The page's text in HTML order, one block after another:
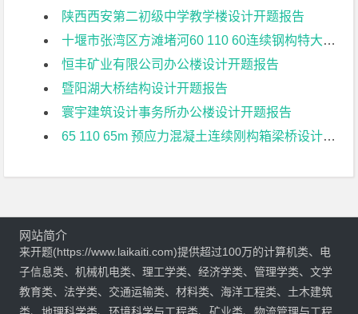
陕西西安第二初级中学教学楼设计开题报告
十堰市张湾区方滩堵河60 110 60连续钢构特大桥上部结构设计开题报告
恒丰矿业有限公司办公楼设计开题报告
暨阳湖大桥结构设计开题报告
寰宇建筑设计事务所办公楼设计开题报告
65 110 65m 预应力混凝土连续刚构箱梁桥设计开题报告
网站简介
来开题(https://www.laikaiti.com)提供超过100万的计算机类、电
子信息类、机械机电类、理工学类、经济学类、管理学类、文学
教育类、法学类、交通运输类、材料类、海洋工程类、土木建筑